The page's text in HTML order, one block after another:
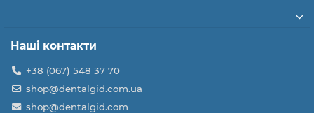
Наші контакти
+38 (067) 548 37 70
shop@dentalgid.com.ua
shop@dentalgid.com